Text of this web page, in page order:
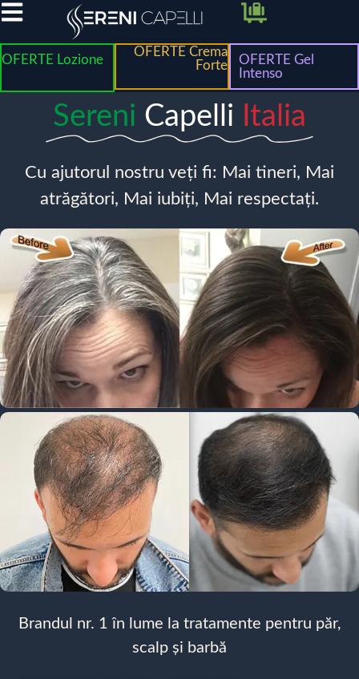
OFERTE Lozione
OFERTE Crema
Forte
OFERTE Gel
Intenso
Sereni Capelli Italia
Cu ajutorul nostru veți fi: Mai tineri, Mai
atrăgători, Mai iubiți, Mai respectați.
Brandul nr. 1 în lume la tratamente pentru păr,
scalp și barbă